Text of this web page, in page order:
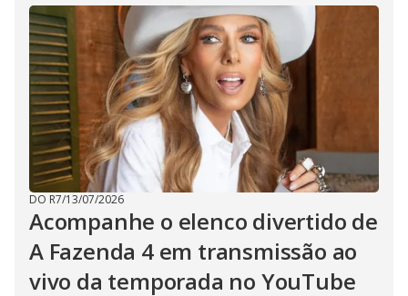
DO R7/13/07/2026
Acompanhe o elenco divertido de
A Fazenda 4 em transmissão ao
vivo da temporada no YouTube